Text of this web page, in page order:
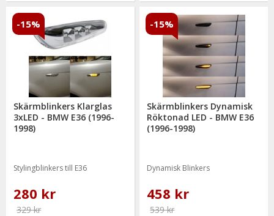
Skärmblinkers Klarglas
3xLED - BMW E36 (1996-
1998)
Stylingblinkers till E36
280 kr
329 kr
-15%
Skärmblinkers Dynamisk
Röktonad LED - BMW E36
(1996-1998)
Dynamisk Blinkers
458 kr
539 kr
-15%